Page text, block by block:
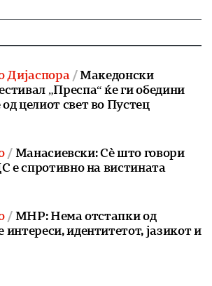
Дијаспора
Македонски
„Преспа“ ќе ги обедини
целиот свет во Пустец
Манасиевски: Сè што говори
е спротивно на вистината
МНР: Нема отстапки од
идентитетот, јазикот и